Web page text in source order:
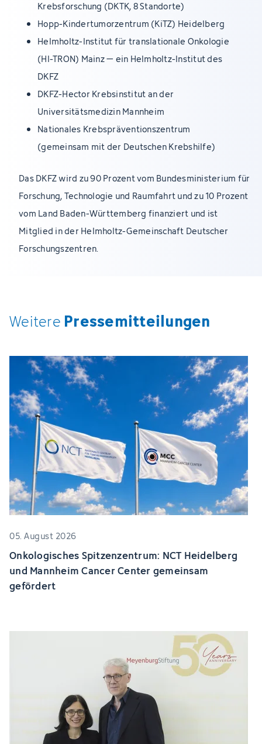
Krebsforschung (DKTK, 8 Standorte)
Hopp-Kindertumorzentrum (KiTZ) Heidelberg
Helmholtz-Institut für translationale Onkologie
(HI-TRON) Mainz – ein Helmholtz-Institut des
DKFZ
DKFZ-Hector Krebsinstitut an der
Universitätsmedizin Mannheim
Nationales Krebspräventionszentrum
(gemeinsam mit der Deutschen Krebshilfe)
Das DKFZ wird zu 90 Prozent vom Bundesministerium für
Forschung, Technologie und Raumfahrt und zu 10 Prozent
vom Land Baden-Württemberg finanziert und ist
Mitglied in der Helmholtz-Gemeinschaft Deutscher
Forschungszentren.
Weitere Pressemitteilungen
05. August 2026
Onkologisches Spitzenzentrum: NCT Heidelberg
und Mannheim Cancer Center gemeinsam
gefördert